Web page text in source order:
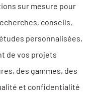
sur mesure pour
conseils,
personnalisées,
de vos projets
des gammes, des
et confidentialité